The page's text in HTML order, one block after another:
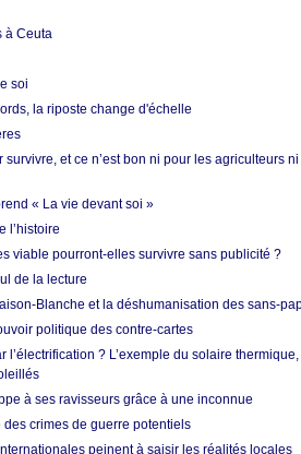
à Ceuta
soi
la riposte change d'échelle
et ce n’est bon ni pour les agriculteurs
« La vie devant soi »
l’histoire
viable pourront-elles survivre sans publicité ?
de la lecture
Blanche et la déshumanisation des sans-
politique des contre-cartes
? L’exemple du solaire
à ses ravisseurs grâce à une inconnue
crimes de guerre potentiels
peinent à saisir les réalités locales